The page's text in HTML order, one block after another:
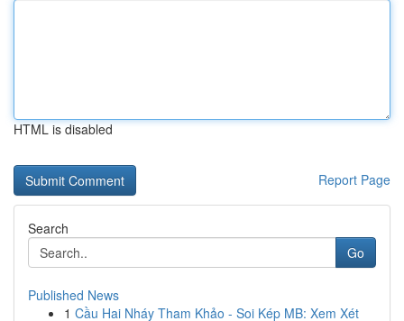
HTML is disabled
Report Page
Search
Go
Published News
1 Cầu Hai Nháy Tham Khảo - Soi Kép MB: Xem Xét